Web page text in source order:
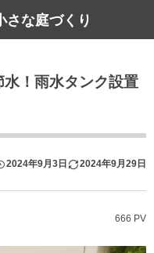
さな庭づくり
！雨水タンク設置
2024年9月3日 2024年9月29日
666 PV